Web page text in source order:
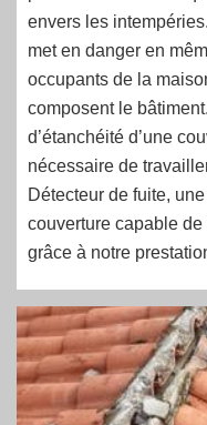
envers les
met en danger en
occupants de la
composent le
d’étanchéité d’une
nécessaire de
Détecteur de fuite,
couverture capable
grâce à notre